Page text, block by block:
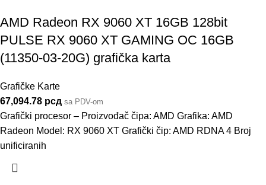
AMD Radeon RX 9060 XT 16GB 128bit
PULSE RX 9060 XT GAMING OC 16GB
(11350-03-20G) grafička karta
Grafičke Karte
67,094.78 рсд sa PDV-om
Grafički procesor – Proizvođač čipa: AMD Grafika: AMD
Radeon Model: RX 9060 XT Grafički čip: AMD RDNA 4 Broj
unificiranih